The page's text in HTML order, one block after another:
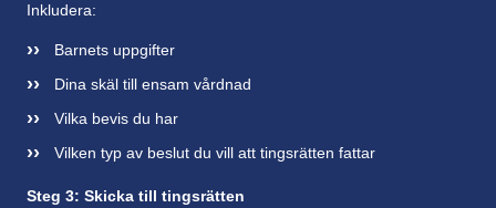
Inkludera:
Barnets uppgifter
Dina skäl till ensam vårdnad
Vilka bevis du har
Vilken typ av beslut du vill att tingsrätten fattar
Steg 3: Skicka till tingsrätten